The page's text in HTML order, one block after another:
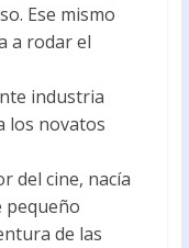
Ese mismo
a rodar el
industria
los novatos
del cine, nacía
pequeño
de las